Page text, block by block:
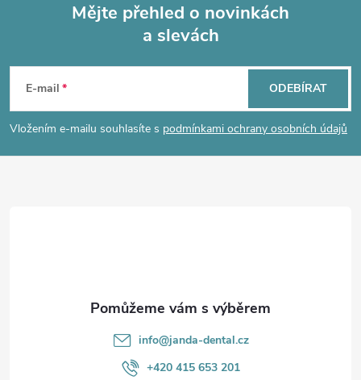
p
Mějte přehled o novinkách
a slevách
E-mail
Vložením e-mailu souhlasíte s podmínkami ochrany osobních údajů
ODEBÍRAT
info@janda-dental.cz
+420 415 653 201